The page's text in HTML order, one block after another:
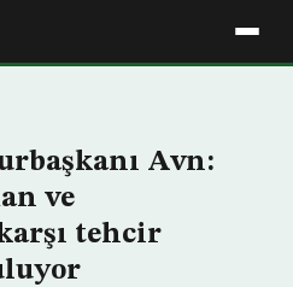
Avn:
ve
tehcir